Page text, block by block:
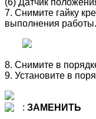
7. Снимите гайку
выполнения работы.
8. Снимите в
9. Установите в
: ЗАМЕНИТЬ